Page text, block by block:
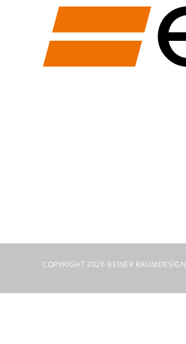
COPYRIGHT 2026 BEINER RAUMDESIGN